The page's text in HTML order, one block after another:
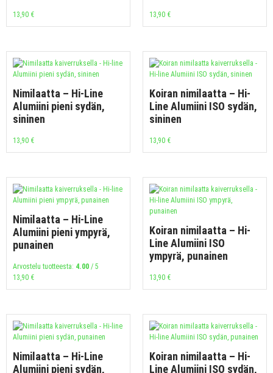
13,90 € 13,90 €
Nimilaatta – Hi-Line
Alumiini pieni sydän,
sininen
13,90 €
Koiran nimilaatta – Hi-
Line Alumiini ISO sydän,
sininen
13,90 €
Nimilaatta – Hi-Line
Alumiini pieni ympyrä,
punainen
Arvostelu tuotteesta: 4.00 / 5
13,90 €
Koiran nimilaatta – Hi-
Line Alumiini ISO
ympyrä, punainen
13,90 €
Nimilaatta – Hi-Line
Alumiini pieni sydän,
Koiran nimilaatta – Hi-
Line Alumiini ISO sydän,